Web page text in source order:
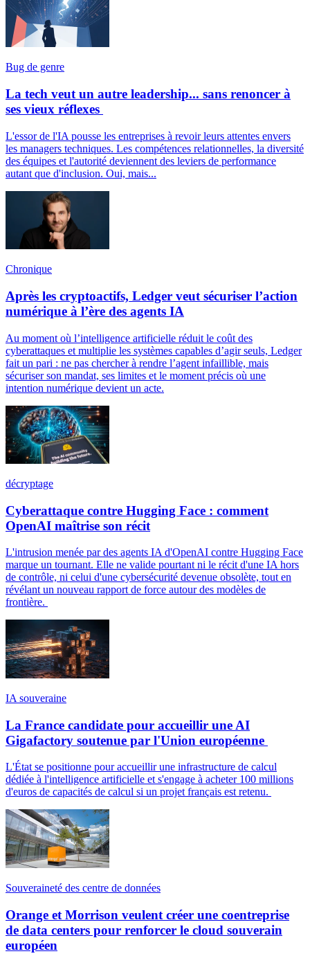
Bug de genre
La tech veut un autre leadership... sans renoncer à
ses vieux réflexes
L'essor de l'IA pousse les entreprises à revoir leurs attentes envers
les managers techniques. Les compétences relationnelles, la diversité
des équipes et l'autorité deviennent des leviers de performance
autant que d'inclusion. Oui, mais...
Chronique
Après les cryptoactifs, Ledger veut sécuriser l’action
numérique à l’ère des agents IA
Au moment où l’intelligence artificielle réduit le coût des
cyberattaques et multiplie les systèmes capables d’agir seuls, Ledger
fait un pari : ne pas chercher à rendre l’agent infaillible, mais
sécuriser son mandat, ses limites et le moment précis où une
intention numérique devient un acte.
décryptage
Cyberattaque contre Hugging Face : comment
OpenAI maîtrise son récit
L'intrusion menée par des agents IA d'OpenAI contre Hugging Face
marque un tournant. Elle ne valide pourtant ni le récit d'une IA hors
de contrôle, ni celui d'une cybersécurité devenue obsolète, tout en
révélant un nouveau rapport de force autour des modèles de
frontière.
IA souveraine
La France candidate pour accueillir une AI
Gigafactory soutenue par l'Union européenne
L'État se positionne pour accueillir une infrastructure de calcul
dédiée à l'intelligence artificielle et s'engage à acheter 100 millions
d'euros de capacités de calcul si un projet français est retenu.
Souveraineté des centre de données
Orange et Morrison veulent créer une coentreprise
de data centers pour renforcer le cloud souverain
européen